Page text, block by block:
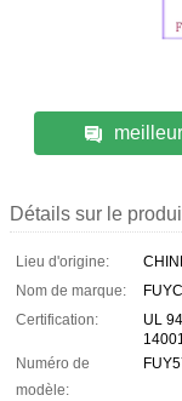
Détails sur le
Lieu d'origine:
Nom de marque:
Certification:
UL
Numéro de
modèle: